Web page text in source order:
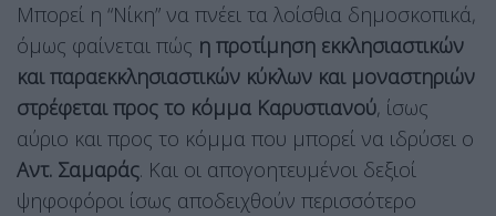
Μπορεί η “Νίκη” να πνέει τα λοίσθια δημοσκοπικά,
όμως φαίνεται πώς η προτίμηση εκκλησιαστικών
και παραεκκλησιαστικών κύκλων και μοναστηριών
στρέφεται προς το κόμμα Καρυστιανού, ίσως
αύριο και προς το κόμμα που μπορεί να ιδρύσει ο
Αντ. Σαμαράς. Και οι απογοητευμένοι δεξιοί
ψηφοφόροι ίσως αποδειχθούν περισσότερο